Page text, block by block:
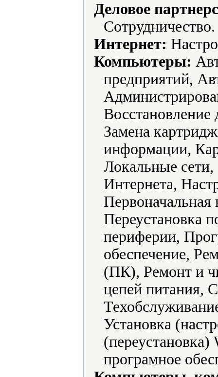
Деловое
Сотрудничество.
Интернет:
Компьютеры:
предприятий,
Замена
информации,
Локальные
Интернета,
Переустановка
периферии,
обеспечение,
(ПК), Ремонт и
цепей питания,
Установка
програмное